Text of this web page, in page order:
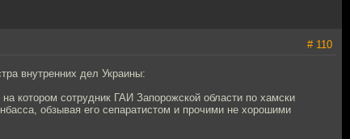
# 110
внутренних дел Украины:
котором сотрудник ГАИ Запорожской области по хамски
обзывая его сепаратистом и прочими не хорошими